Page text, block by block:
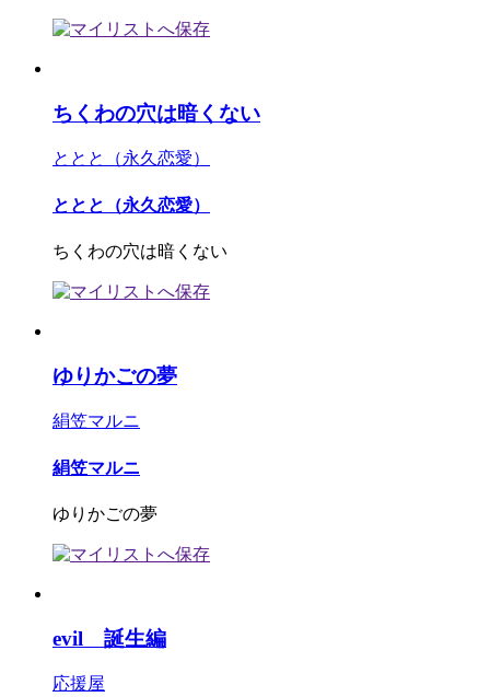
ちくわの穴は暗くない
ととと（永久恋愛）
ととと（永久恋愛）
ちくわの穴は暗くない
ゆりかごの夢
絹笠マルニ
絹笠マルニ
ゆりかごの夢
evil 誕生編
応援屋